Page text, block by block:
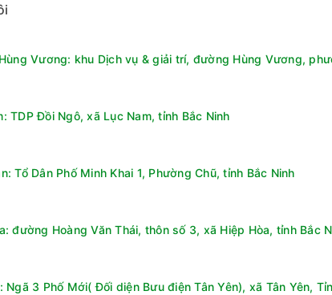
bản quyền của Mỹ được sản xuất theo công nghệ
là phát minh mang tính đột phá nhất của A.O Smith,
RO (3 năm) lên trên 1,5 lần so với màng RO truyền thống.
Vương: khu Dịch vụ & giải trí, đường Hùng Vương,
TDP Đồi Ngô, xã Lục Nam, tỉnh Bắc Ninh
Tổ Dân Phố Minh Khai 1, Phường Chũ, tỉnh Bắc Ninh
đường Hoàng Văn Thái, thôn số 3, xã Hiệp Hòa, tỉnh Bắc
Ngã 3 Phố Mới( Đối diện Bưu điện Tân Yên), xã Tân Yên,